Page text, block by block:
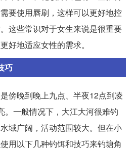
要使用唇刷，这样可以更好地控
这些常识对于女生来说是很重要
好地适应女性的需求。
巧
傍晚到晚上九点、半夜12点到凌
。一般情况下，大江大河很难钓
域广阔，活动范围较大。但在小
用以下几种钓饵和技巧来钓塘角